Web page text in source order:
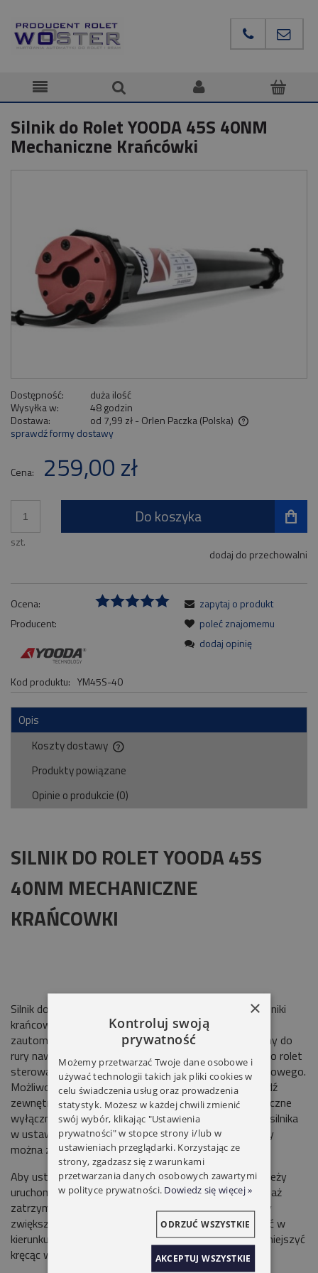
Silnik do Rolet YOODA 45S 40NM
Mechaniczne Krańcówki
Dostępność:
duża ilość
Wysyłka w:
48 godzin
Dostawa:
od 7,99 zł - Orlen Paczka (Polska)
Cena nie zawiera ewentualnych kosztów płatności
sprawdź formy dostawy
Cena: 259,00 zł
szt.
Do koszyka
dodaj do przechowalni
Ocena:
Producent:
Kod produktu: YM45S-40
zapytaj o produkt
poleć znajomemu
dodaj opinię
Opis
Koszty dostawy
Cena nie zawiera ewentualnych kosztów płatności
Produkty powiązane
Opinie o produkcie (0)
SILNIK DO ROLET YOODA 45S
40NM MECHANICZNE
KRAŃCOWKI
Silnik do rolet
posiada mechaniczne wyłączniki
krańcowe. Standardowy napęd pozwalający na
zautomatyzowanie pracy rolet.Yooda 45S
montowany do
rury nawojowej
Ø50/60mm
. Wyspecjalizowany silnik do rolet
sterowany przewodowo za pomocą przełącznika roletowego.
Możliwość podłączenia przełącznika klawiszowego bądź
zewnętrznego odbiornika radiowego. Posiada mechaniczne
wyłączniki krańcowe, które pozwalają na zatrzymanie silnika
w ustawionej pozycji rolety. Napęd dzięki szybkiej pracy
można zastosować do rolet wewnętrznych.
Aby ustawić dolne bądź górne położenie krańcowe, należy
uruchomić roletę w kierunku zamykania lub otwierania, aż
zatrzyma się w położeniu ustawionym fabrycznie. Aby
zwiększyć zakres należy odpowiednim pokrętłem kręcić w
kierunku
Jeżeli zakres jest zbyt duży należy go zmniejszyć
kręcąc w kierunku
×
Kontroluj swoją
prywatność
Możemy przetwarzać Twoje dane osobowe i
używać technologii takich jak pliki cookies w
celu świadczenia usług oraz prowadzenia
statystyk. Możesz w każdej chwili zmienić
swój wybór, klikając "Ustawienia
prywatności" w stopce strony i/lub w
ustawieniach przeglądarki. Korzystając ze
strony, zgadzasz się z warunkami
przetwarzania danych osobowych zawartymi
w polityce prywatności. Dowiedz się więcej »
AKCEPTUJ WSZYSTKIE
ODRZUĆ WSZYSTKIE